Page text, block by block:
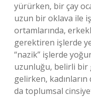
yürürken, bir çay
uzun bir oklava ile iş
ortamlarında,
gerektiren işlerde
“nazik” işlerde
uzunluğu, belirli bir
gelirken, kadınların
da toplumsal